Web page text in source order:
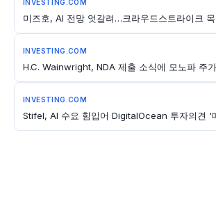
INVESTING.COM
미즈호, AI 전망 엇갈려…크라우드스트라이크
INVESTING.COM
H.C. Wainwright, NDA 제출 소식에 모노파 주
INVESTING.COM
Stifel, AI 수요 힘입어 DigitalOcean 투자의견 '